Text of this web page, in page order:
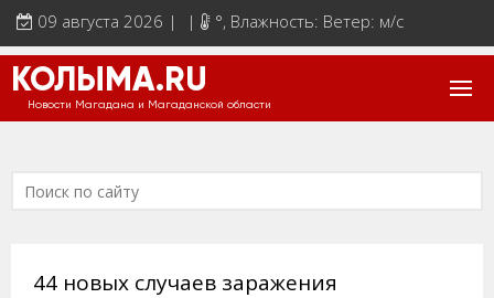
09 августа 2026 | | °, Влажность: Ветер: м/с
КОЛЫМА.RU
Новости Магадана и Магаданской области
44 новых случаев заражения